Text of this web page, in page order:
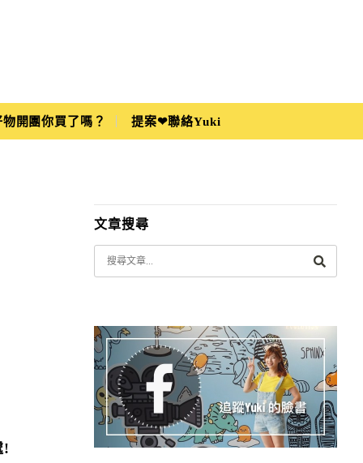
開團你買了嗎？ 提案❤聯絡Yuki
!
文章搜尋